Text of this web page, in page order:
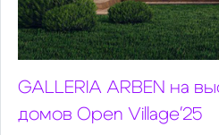
GALLERIA ARBEN на
домов Open Village'25